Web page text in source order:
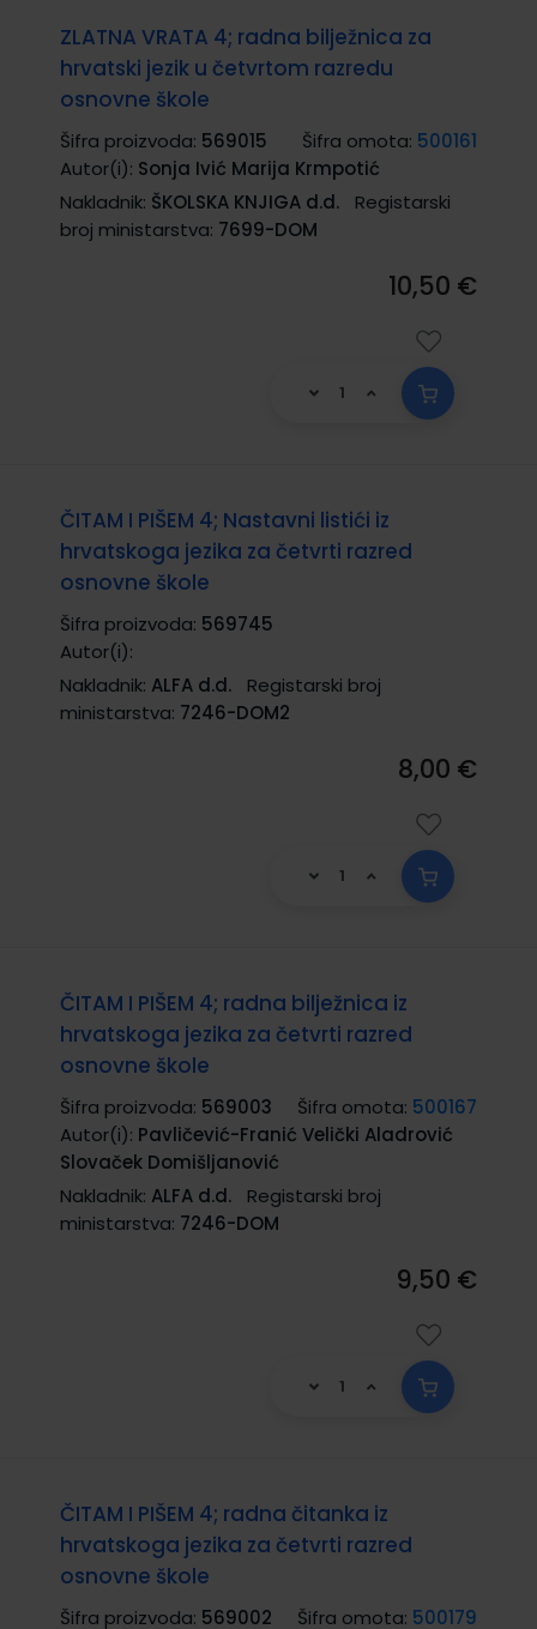
ZLATNA VRATA 4; radna bilježnica za
hrvatski jezik u četvrtom razredu
osnovne škole
Šifra proizvoda: 569015 Šifra omota: 500161
Autor(i): Sonja Ivić Marija Krmpotić
Nakladnik: ŠKOLSKA KNJIGA d.d.
Registarski
broj ministarstva: 7699-DOM
10,50 €
ČITAM I PIŠEM 4; Nastavni listići iz
hrvatskoga jezika za četvrti razred
osnovne škole
Šifra proizvoda: 569745
Autor(i):
Nakladnik: ALFA d.d.
Registarski broj
ministarstva: 7246-DOM2
8,00 €
ČITAM I PIŠEM 4; radna bilježnica iz
hrvatskoga jezika za četvrti razred
osnovne škole
Šifra proizvoda: 569003 Šifra omota: 500167
Autor(i): Pavličević-Franić Velički Aladrović
Slovaček Domišljanović
Nakladnik: ALFA d.d.
Registarski broj
ministarstva: 7246-DOM
9,50 €
ČITAM I PIŠEM 4; radna čitanka iz
hrvatskoga jezika za četvrti razred
osnovne škole
Šifra proizvoda: 569002 Šifra omota: 500179